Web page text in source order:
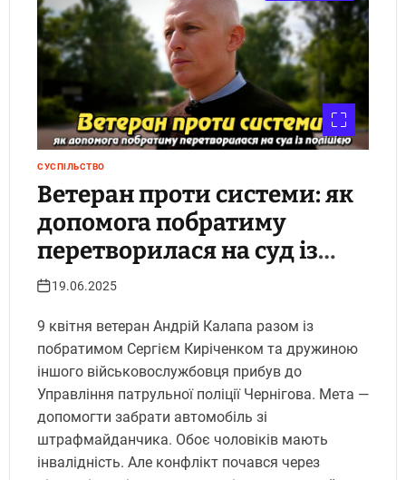
СУСПІЛЬСТВО
Ветеран проти системи: як
допомога побратиму
перетворилася на суд із
поліцією
19.06.2025
9 квітня ветеран Андрій Калапа разом із
побратимом Сергієм Киріченком та дружиною
іншого військовослужбовця прибув до
Управління патрульної поліції Чернігова. Мета —
допомогти забрати автомобіль зі
штрафмайданчика. Обоє чоловіків мають
інвалідність. Але конфлікт почався через